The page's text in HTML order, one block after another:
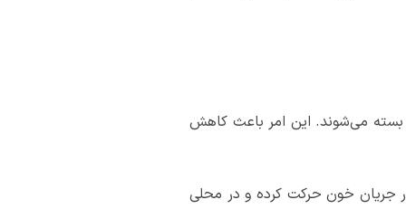
می‌شوند. این امر باعث کاهش
جریان خون حرکت کرده و در محلی